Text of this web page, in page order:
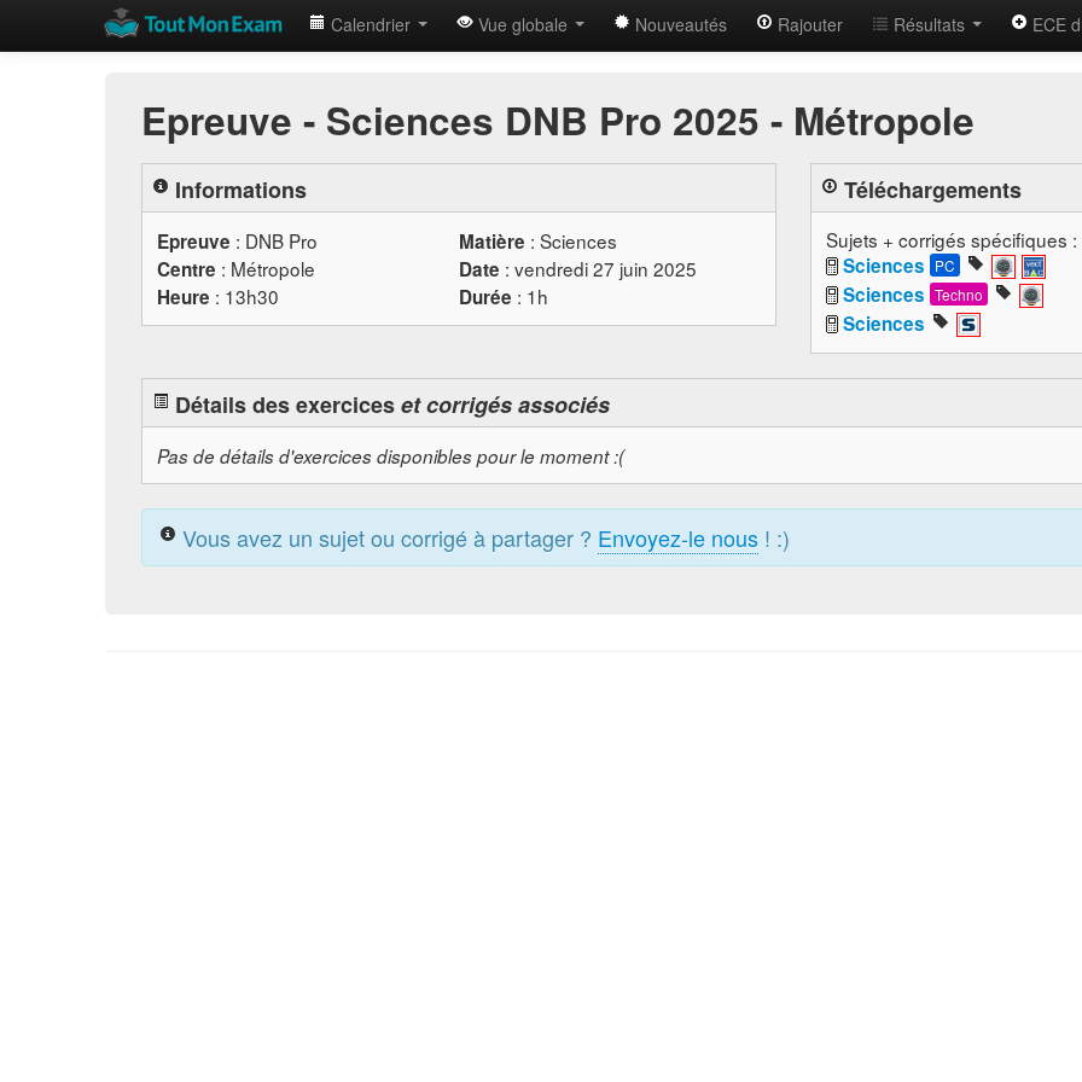
Calendrier Vue globale Nouveautés Rajouter Résultats ECE
Epreuve - Sciences DNB Pro 2025 - Métropole
Informations
Epreuve : DNB Pro Matière : Sciences
Centre : Métropole Date : vendredi 27 juin 2025
Heure : 13h30 Durée : 1h
Téléchargements
Sujets + corrigés spécifiques :
Sciences PC
Sciences Techno
Sciences
Détails des exerciceset corrigés associés
Pas de détails d'exercices disponibles pour le moment :(
Vous avez un sujet ou corrigé à partager ? Envoyez-le nous ! :)